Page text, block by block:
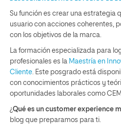
Su función es crear una estrategia
usuario con acciones coherentes,
con los objetivos de la marca.
La formación especializada para
profesionales es la Maestría en
Cliente . Este posgrado está
con conocimientos prácticos y
oportunidades laborales como CEM.
¿Qué es un customer experience
blog que preparamos para ti.